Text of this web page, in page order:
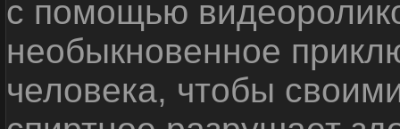
с помощью
необыкновенное
человека, чтобы